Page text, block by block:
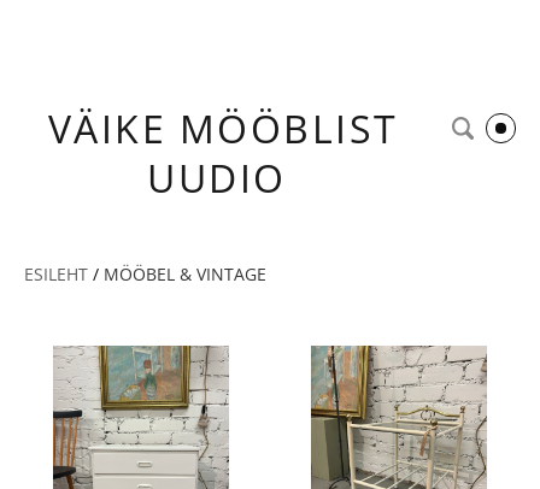
VÄIKE MÖÖBLIST
UUDIO
ESILEHT / MÖÖBEL & VINTAGE